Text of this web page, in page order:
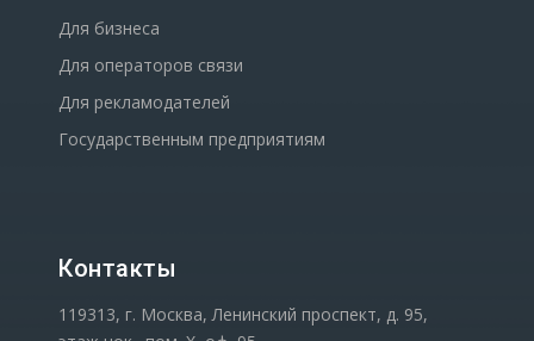
Для бизнеса
Для операторов связи
Для рекламодателей
Государственным предприятиям
Контакты
119313, г. Москва, Ленинский проспект, д. 95,